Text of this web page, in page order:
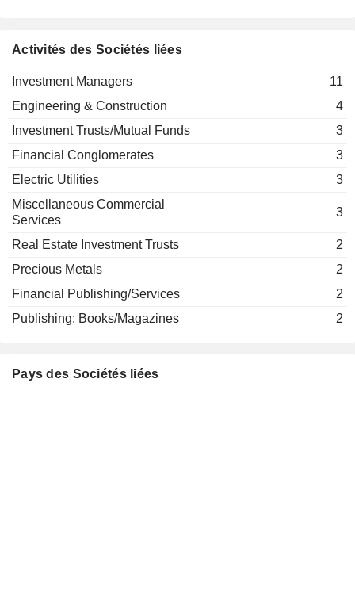
MONT ROYAL RESOURCES
Ronald Beevor
M&G PLC
Ronald Beevor
ALTI GLOBAL, INC.
Miscellaneous Commercial Services
Schroder Charity
Trust
Trusts/Mutual Funds
Claire Fitzalan Howard
Leonie Kira Emma Schroder Fane
Activités des Sociétés liées
Investment Managers
11
Engineering & Construction
4
Investment Trusts/Mutual Funds
3
Financial Conglomerates
3
Electric Utilities
3
Miscellaneous Commercial
Services
3
Real Estate Investment Trusts
2
Precious Metals
2
Financial Publishing/Services
2
Publishing: Books/Magazines
2
Pays des Sociétés liées